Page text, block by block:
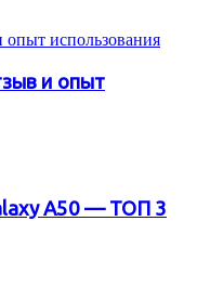
и опыт
A50 — ТОП 3